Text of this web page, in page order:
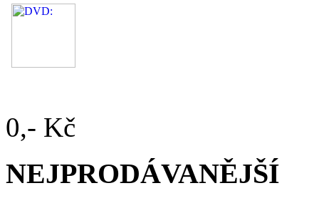
0,- Kč
NEJPRODÁVANĚJŠÍ